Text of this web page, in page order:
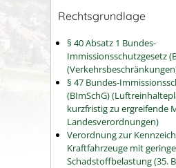
Rechtsgrundlage
§ 40 Absatz 1 Bundes-
Immissionsschutzgesetz
§ 47 Bundes-
(BImSchG)
kurzfristig zu ergreifende
Landesverordnungen)
Verordnung zur
Kraftfahrzeuge mit
Schadstoffbelastung (35.